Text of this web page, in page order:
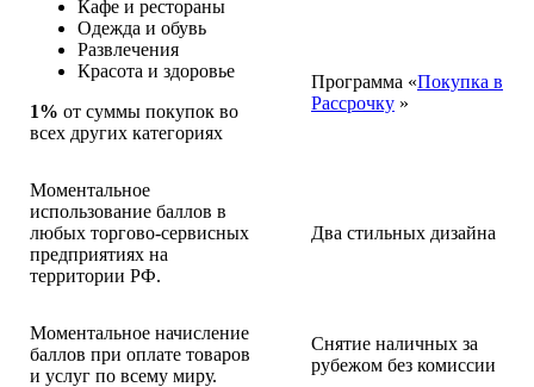
Кафе и рестораны
Одежда и обувь
Развлечения
Красота и здоровье
1% от суммы покупок во
всех других категориях
Программа «Покупка в
Рассрочку »
Моментальное
использование баллов в
любых торгово-сервисных
предприятиях на
территории РФ.
Два стильных дизайна
Моментальное начисление
баллов при оплате товаров
и услуг по всему миру.
Снятие наличных за
рубежом без комиссии